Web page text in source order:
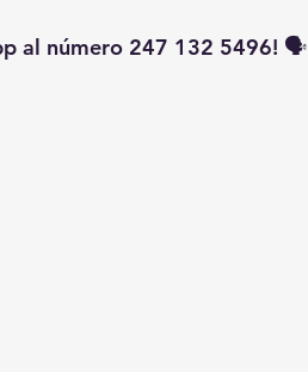
al número 247 132 5496! 🗣️